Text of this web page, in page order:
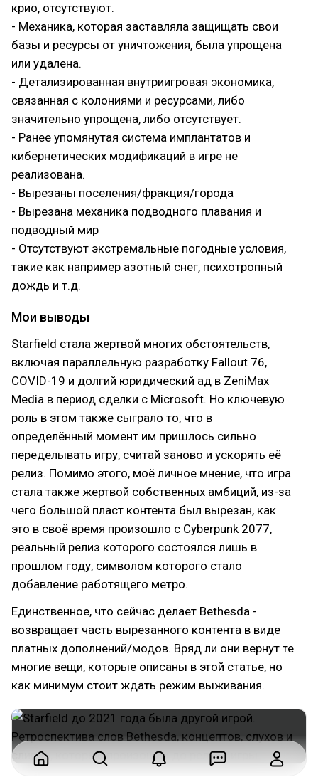
крио, отсутствуют.
- Механика, которая заставляла защищать свои
базы и ресурсы от уничтожения, была упрощена
или удалена.
- Детализированная внутриигровая экономика,
связанная с колониями и ресурсами, либо
значительно упрощена, либо отсутствует.
- Ранее упомянутая система имплантатов и
кибернетических модификаций в игре не
реализована.
- Вырезаны поселения/фракция/города
- Вырезана механика подводного плавания и
подводный мир
- Отсутствуют экстремальные погодные условия,
такие как например азотный снег, психотропный
дождь и т.д.
Мои выводы
Starfield стала жертвой многих обстоятельств,
включая параллельную разработку Fallout 76,
COVID-19 и долгий юридический ад в ZeniMax
Media в период сделки с Microsoft. Но ключевую
роль в этом также сыграло то, что в
определённый момент им пришлось сильно
переделывать игру, считай заново и ускорять её
релиз. Помимо этого, моё личное мнение, что игра
стала также жертвой собственных амбиций, из-за
чего большой пласт контента был вырезан, как
это в своё время произошло с Cyberpunk 2077,
реальный релиз которого состоялся лишь в
прошлом году, символом которого стало
добавление работящего метро.
Единственное, что сейчас делает Bethesda -
возвращает часть вырезанного контента в виде
платных дополнений/модов. Вряд ли они вернут те
многие вещи, которые описаны в этой статье, но
как минимум стоит ждать режим выживания.